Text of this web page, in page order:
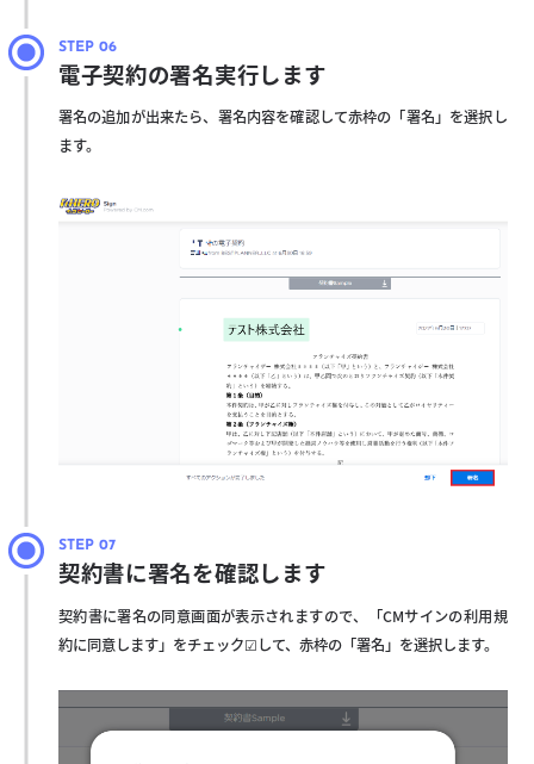
電子契約の署名実行します
署名の追加が出来たら、署名内容を確認して赤枠の「署名」を選択し
ます。
契約書に署名を確認します
契約書に署名の同意画面が表示されますので、「CMサインの利用規
約に同意します」をチェック☑して、赤枠の「署名」を選択します。